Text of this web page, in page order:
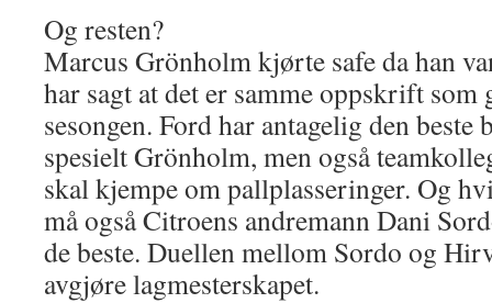
Og resten?
Marcus Grönholm kjørte safe da han
har sagt at det er samme oppskrift som
sesongen. Ford har antagelig den
spesielt Grönholm, men også
skal kjempe om pallplasseringer. Og
må også Citroens andremann Dani
de beste. Duellen mellom Sordo og
avgjøre lagmesterskapet.